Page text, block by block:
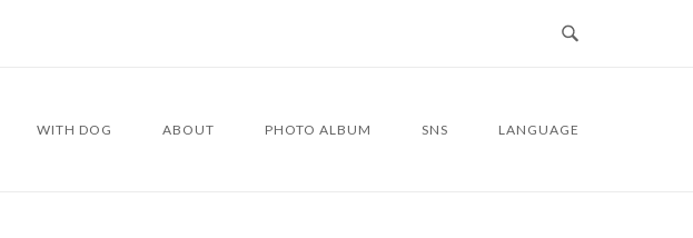
WITH DOG ABOUT PHOTO ALBUM SNS LANGUAGE